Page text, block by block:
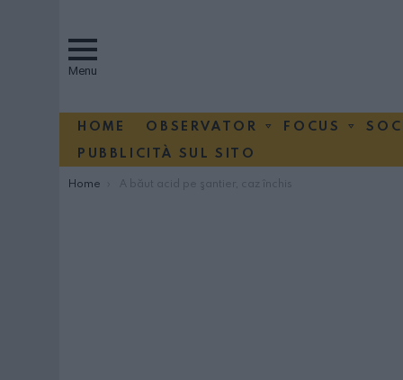
Menu
HOME OBSERVATOR FOCUS
PUBBLICITÀ SUL SITO
You are here:
Home A băut acid pe şantier, caz închis